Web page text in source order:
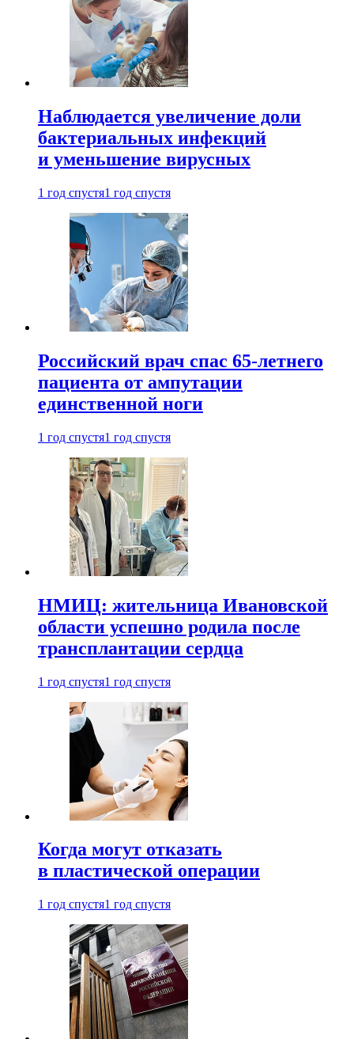
Наблюдается увеличение доли
бактериальных инфекций
и уменьшение вирусных
1 год спустя1 год спустя
Российский врач спас 65-летнего
пациента от ампутации
единственной ноги
1 год спустя1 год спустя
НМИЦ: жительница Ивановской
области успешно родила после
трансплантации сердца
1 год спустя1 год спустя
Когда могут отказать
в пластической операции
1 год спустя1 год спустя